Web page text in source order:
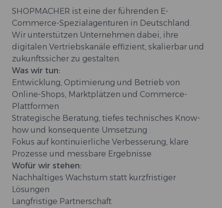
SHOPMACHER ist eine der führenden E-
Commerce-Spezialagenturen in Deutschland.
Wir unterstützen Unternehmen dabei, ihre
digitalen Vertriebskanäle effizient, skalierbar und
zukunftssicher zu gestalten.
Was wir tun:
Entwicklung, Optimierung und Betrieb von
Online-Shops, Marktplätzen und Commerce-
Plattformen
Strategische Beratung, tiefes technisches Know-
how und konsequente Umsetzung
Fokus auf kontinuierliche Verbesserung, klare
Prozesse und messbare Ergebnisse
Wofür wir stehen:
Nachhaltiges Wachstum statt kurzfristiger
Lösungen
Langfristige Partnerschaft